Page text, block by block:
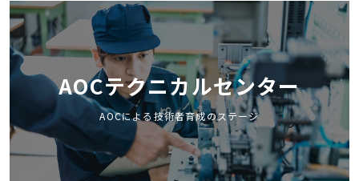
AOCテクニカルセンター
AOCによる技術者育成のステージ